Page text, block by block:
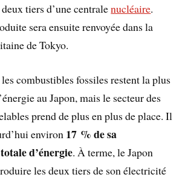
tiers d’une centralenucléaire.
sera ensuite renvoyée dans la
de Tokyo.
combustibles fossiles restent la plus
au Japon, mais le secteur des
prend de plus en plus de place. Il
environ 17 % de sa
d’énergie. À terme, le Japon
les deux tiers de son électricité